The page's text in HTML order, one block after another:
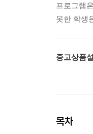
프로그램
못한 학생
중고상품
목차